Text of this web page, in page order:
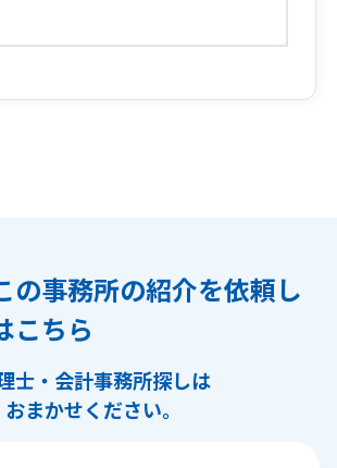
の事務所の紹介を依頼し
こちら
士・会計事務所探しは
おまかせください。